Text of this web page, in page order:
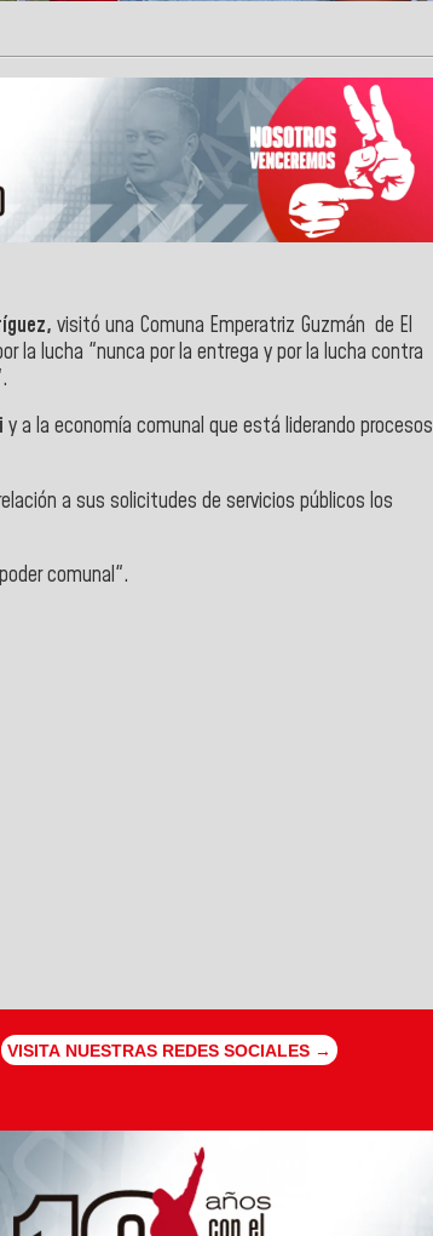
visitó una Comuna Emperatriz Guzmán de El
la lucha "nunca por la entrega y por la lucha contra
y a la economía comunal que está liderando procesos
a sus solicitudes de servicios públicos los
comunal".
VISITA NUESTRAS REDES SOCIALES →